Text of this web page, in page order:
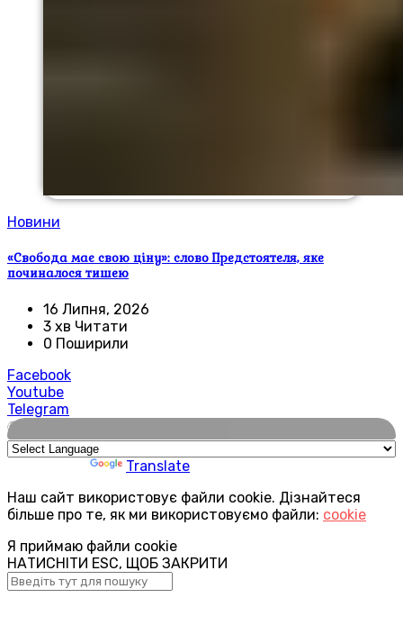
Новини
«Свобода має свою ціну»: слово Предстоятеля, яке
починалося тишею
16 Липня, 2026
3 хв Читати
0 Поширили
Facebook
Youtube
Telegram
🌍
Translate
Наш сайт використовує файли cookie. Дізнайтеся
більше про те, як ми використовуємо файли: cookie
Я приймаю файли cookie
НАТИСНІТИ ESC, ЩОБ ЗАКРИТИ